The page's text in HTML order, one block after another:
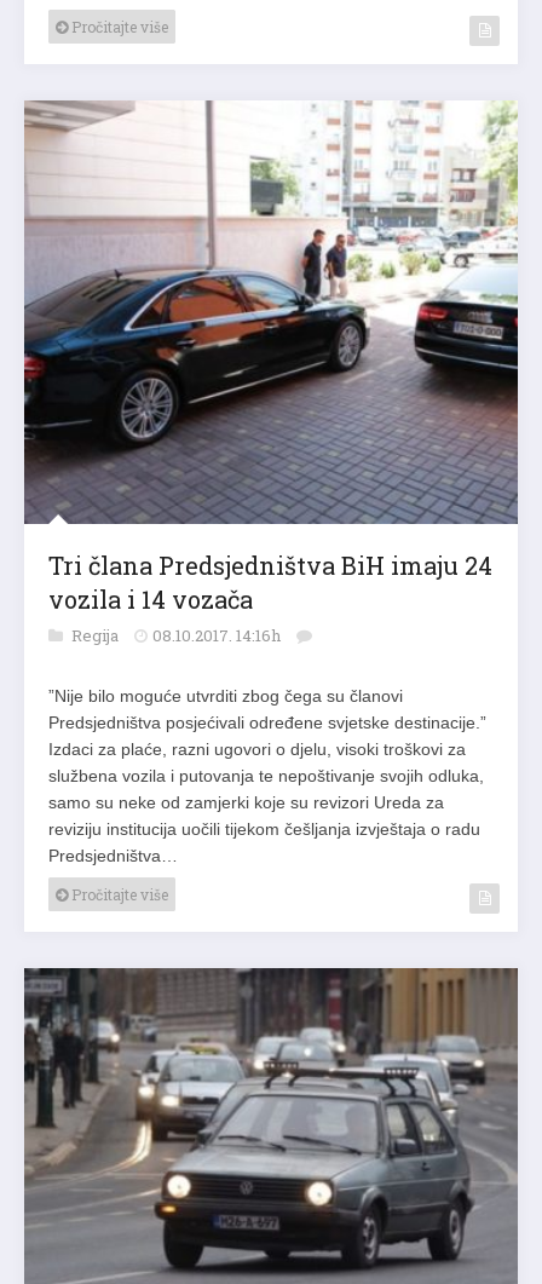
Pročitajte više
Tri člana Predsjedništva BiH imaju 24
vozila i 14 vozača
Regija 08.10.2017. 14:16h
”Nije bilo moguće utvrditi zbog čega su članovi
Predsjedništva posjećivali određene svjetske destinacije.”
Izdaci za plaće, razni ugovori o djelu, visoki troškovi za
službena vozila i putovanja te nepoštivanje svojih odluka,
samo su neke od zamjerki koje su revizori Ureda za
reviziju institucija uočili tijekom češljanja izvještaja o radu
Predsjedništva…
Pročitajte više